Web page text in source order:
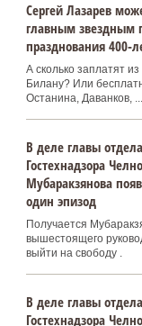
Сергей Лазарев
главным звездным
празднования
А сколько заплатят
Билану? Или
Останина, Даванков, ...
В деле главы отдела
Гостехнадзора
Мубаракзянова
один эпизод
Получается
вышестоящего
выйти на свободу .
В деле главы отдела
Гостехнадзора